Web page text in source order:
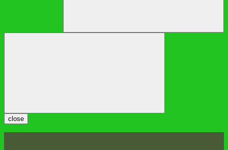
close